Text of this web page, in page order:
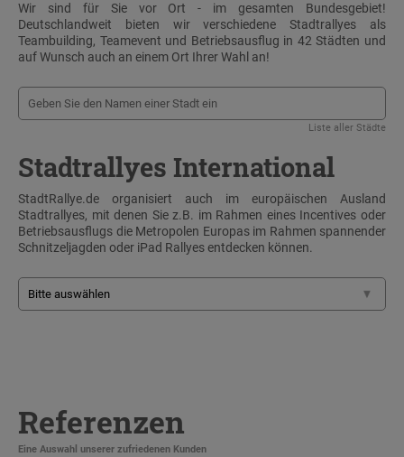
Wir sind für Sie vor Ort - im gesamten Bundesgebiet!
Deutschlandweit bieten wir verschiedene Stadtrallyes als
Teambuilding, Teamevent und Betriebsausflug in 42 Städten und
auf Wunsch auch an einem Ort Ihrer Wahl an!
Liste aller Städte
Stadtrallyes International
StadtRallye.de organisiert auch im europäischen Ausland
Stadtrallyes, mit denen Sie z.B. im Rahmen eines Incentives oder
Betriebsausflugs die Metropolen Europas im Rahmen spannender
Schnitzeljagden oder iPad Rallyes entdecken können.
Referenzen
Eine Auswahl unserer zufriedenen Kunden